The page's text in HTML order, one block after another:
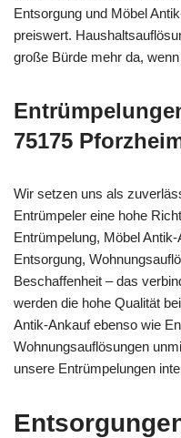
Entsorgung und Möbel
preiswert.
große Bürde mehr da,
75175
Wir setzen uns als
Entrümpeler eine hohe
Entrümpelung, Möbel
Entsorgung,
Beschaffenheit – das
werden die hohe Qualität
Antik-Ankauf ebenso wie
Wohnungsauflösungen
unsere Entrümpelungen